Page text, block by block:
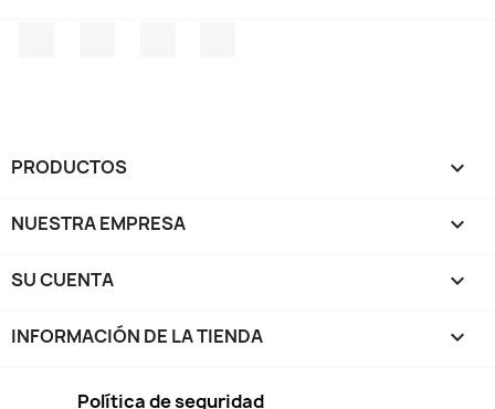
PRODUCTOS 
NUESTRA EMPRESA 
SU CUENTA 
INFORMACIÓN DE LA TIENDA keyboard_arrow_down
Política de seguridad